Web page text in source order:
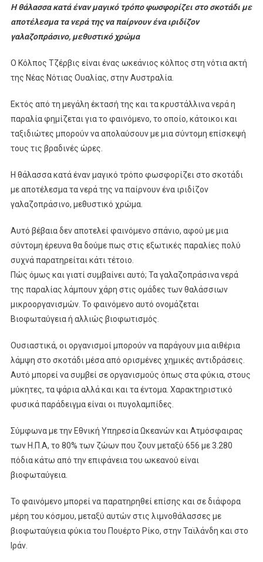
Η θάλασσα κατά έναν μαγικό τρόπο φωσφορίζει στο σκοτάδι με
αποτέλεσμα τα νερά της να παίρνουν ένα ιριδίζον
γαλαζοπράσινο, μεθυστικό χρώμα
Ο Κόλπος Τζέρβις είναι ένας ωκεάνιος κόλπος στη νότια ακτή
της Νέας Νότιας Ουαλίας, στην Αυστραλία.
Εκτός από τη μεγάλη έκτασή της και τα κρυστάλλινα νερά η
παραλία φημίζεται για το φαινόμενο, το οποίο, κάτοικοι και
ταξιδιώτες μπορούν να απολαύσουν με μια σύντομη επίσκεψή
τους τις βραδινές ώρες.
Η θάλασσα κατά έναν μαγικό τρόπο φωσφορίζει στο σκοτάδι
με αποτέλεσμα τα νερά της να παίρνουν ένα ιριδίζον
γαλαζοπράσινο, μεθυστικό χρώμα.
Αυτό βέβαια δεν αποτελεί φαινόμενο σπάνιο, αφού με μια
σύντομη έρευνα θα δούμε πως στις εξωτικές παραλίες πολύ
συχνά παρατηρείται κάτι τέτοιο.
Πώς όμως και γιατί συμβαίνει αυτό; Τα γαλαζοπράσινα νερά
της παραλίας λάμπουν χάρη στις ομάδες των θαλάσσιων
μικροοργανισμών. Το φαινόμενο αυτό ονομάζεται
Βιοφωταύγεια ή αλλιώς βιοφωτισμός.
Ουσιαστικά, οι οργανισμοί μπορούν να παράγουν μια αιθέρια
λάμψη στο σκοτάδι μέσα από ορισμένες χημικές αντιδράσεις.
Αυτό μπορεί να συμβεί σε οργανισμούς όπως στα φύκια, στους
μύκητες, τα ψάρια αλλά και και τα έντομα. Χαρακτηριστικό
φυσικά παράδειγμα είναι οι πυγολαμπίδες.
Σύμφωνα με την Εθνική Υπηρεσία Ωκεανών και Ατμόσφαιρας
των Η.Π.Α, το 80% των ζώων που ζουν μεταξύ 656 με 3.280
πόδια κάτω από την επιφάνεια του ωκεανού είναι
βιοφωταύγεια.
Το φαινόμενο μπορεί να παρατηρηθεί επίσης και σε διάφορα
μέρη του κόσμου, μεταξύ αυτών στις λιμνοθάλασσες με
βιοφωταύγεια φύκια του Πουέρτο Ρίκο, στην Ταϊλάνδη και στο
Ιράν.